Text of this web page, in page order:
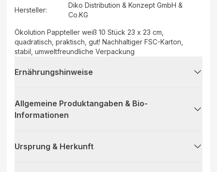
Hersteller:
Diko Distribution & Konzept GmbH &
Co.KG
Ökolution Pappteller weiß 10 Stück 23 x 23 cm,
quadratisch, praktisch, gut! Nachhaltiger FSC-Karton,
stabil, umweltfreundliche Verpackung
Ernährungshinweise
Allgemeine Produktangaben & Bio-
Informationen
Ursprung & Herkunft